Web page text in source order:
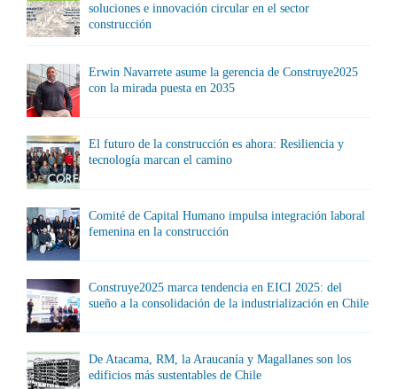
soluciones e innovación circular en el sector
construcción
Erwin Navarrete asume la gerencia de Construye2025
con la mirada puesta en 2035
El futuro de la construcción es ahora: Resiliencia y
tecnología marcan el camino
Comité de Capital Humano impulsa integración laboral
femenina en la construcción
Construye2025 marca tendencia en EICI 2025: del
sueño a la consolidación de la industrialización en Chile
De Atacama, RM, la Araucanía y Magallanes son los
edificios más sustentables de Chile